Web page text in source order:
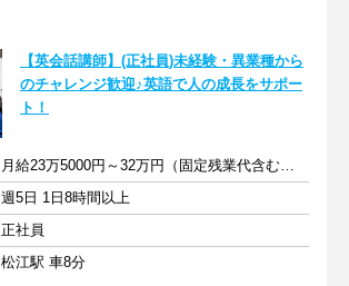
【英会話講師】(正社員)未経験・異業種から
のチャレンジ歓迎♪英語で人の成長をサポー
ト！
月給23万5000円～32万円（固定残業代含む） ※別途交通費支給
週5日 1日8時間以上
正社員
松江駅 車8分